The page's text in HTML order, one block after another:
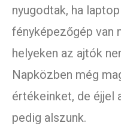
nyugodtak, ha
fényképezőgép van
helyeken az ajtók
Napközben még
értékeinket, de éjjel
pedig alszunk.